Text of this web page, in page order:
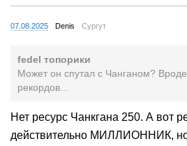
07.08.2025 Denis Сургут
fedel топорики
Может он спутал с Чанганом? Вроде
рекордов...
Нет ресурс Чанкгана 250. А вот
действительно МИЛЛИОННИК, но